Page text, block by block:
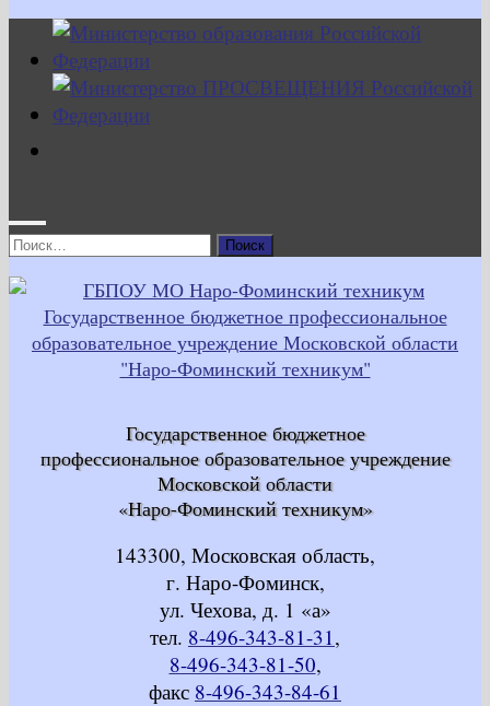
Найти:
Государственное бюджетное
профессиональное образовательное учреждение
Московской области
«Наро-Фоминский техникум»
143300, Московская область,
г. Наро-Фоминск,
ул. Чехова, д. 1 «а»
тел. 8-496-343-81-31,
8-496-343-81-50,
факс 8-496-343-84-61